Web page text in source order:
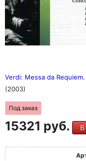
Verdi: Messa da
(2003)
Под заказ
15321 руб. В